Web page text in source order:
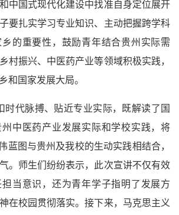
中国式现代化建设中找准自身定位展开
要扎实学习专业知识、主动把握跨学科
的重要性，鼓励青年结合贵州实际需
村振兴、中医药产业等领域积极实践，
和国家发展大局。
时代脉搏、贴近专业实际，既解读了国
中医药产业发展实际和学校实践，将
蓝图与贵州及我校的生动实践相结合，
。师生们纷纷表示，此次宣讲不仅有效
当意识，还为青年学子指明了发展方
在校园贯彻落实。接下来，马克思主义